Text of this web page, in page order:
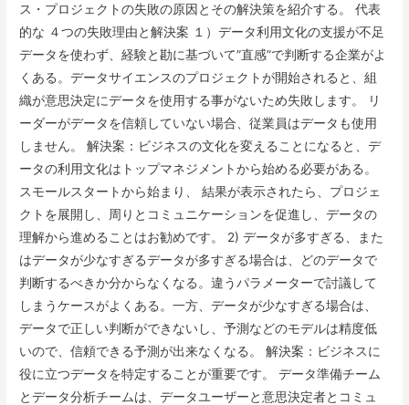
ス・プロジェクトの失敗の原因とその解決策を紹介する。 代表
的な ４つの失敗理由と解決案 １）データ利用文化の支援が不足
データを使わず、経験と勘に基づいて”直感”で判断する企業がよ
くある。データサイエンスのプロジェクトが開始されると、組
織が意思決定にデータを使用する事がないため失敗します。 リ
ーダーがデータを信頼していない場合、従業員はデータも使用
しません。 解決案：ビジネスの文化を変えることになると、デ
ータの利用文化はトップマネジメントから始める必要がある。
スモールスタートから始まり、 結果が表示されたら、プロジェ
クトを展開し、周りとコミュニケーションを促進し、データの
理解から進めることはお勧めです。 2) データが多すぎる、また
はデータが少なすぎるデータが多すぎる場合は、どのデータで
判断するべきか分からなくなる。違うパラメーターで討議して
しまうケースがよくある。一方、データが少なすぎる場合は、
データで正しい判断ができないし、予測などのモデルは精度低
いので、信頼できる予測が出来なくなる。 解決案：ビジネスに
役に立つデータを特定することが重要です。 データ準備チーム
とデータ分析チームは、データユーザーと意思決定者とコミュ